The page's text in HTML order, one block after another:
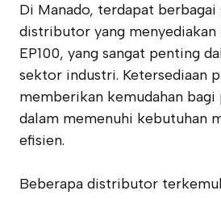
Di Manado, terdapat
distributor yang
EP100, yang sangat penting
sektor industri. Ketersediaan
memberikan kemudahan bagi
dalam memenuhi kebutuhan
efisien.
Beberapa distributor